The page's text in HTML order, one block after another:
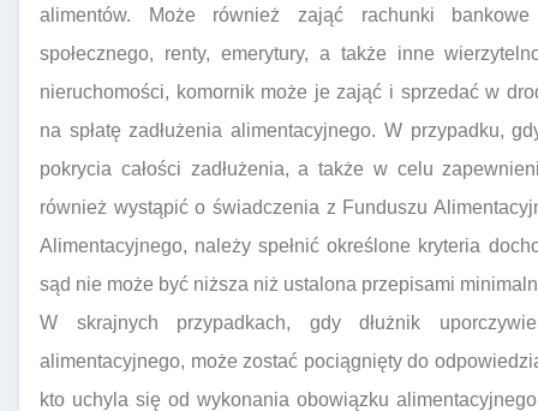
alimentów. Może również zająć rachunki
społecznego, renty, emerytury, a także inne
nieruchomości, komornik może je zająć i sprzedać w
na spłatę zadłużenia alimentacyjnego. W przypadku,
pokrycia całości zadłużenia, a także w celu
również wystąpić o świadczenia z Funduszu
Alimentacyjnego, należy spełnić określone kryteria
sąd nie może być niższa niż ustalona przepisami
W skrajnych przypadkach, gdy dłużnik
alimentacyjnego, może zostać pociągnięty do
kto uchyla się od wykonania obowiązku